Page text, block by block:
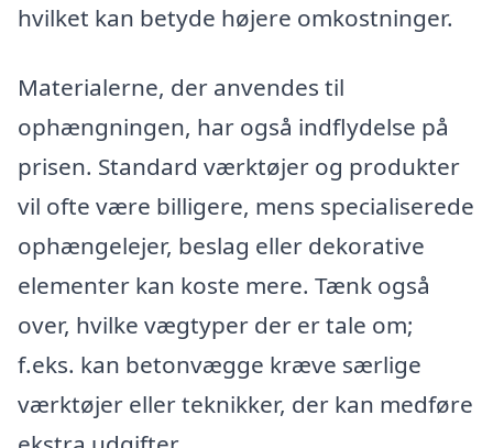
hvilket kan betyde højere omkostninger.
Materialerne, der anvendes til
ophængningen, har også indflydelse på
prisen. Standard værktøjer og produkter
vil ofte være billigere, mens specialiserede
ophængelejer, beslag eller dekorative
elementer kan koste mere. Tænk også
over, hvilke vægtyper der er tale om;
f.eks. kan betonvægge kræve særlige
værktøjer eller teknikker, der kan medføre